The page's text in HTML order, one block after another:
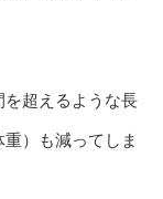
超えるような長
）も減ってしま